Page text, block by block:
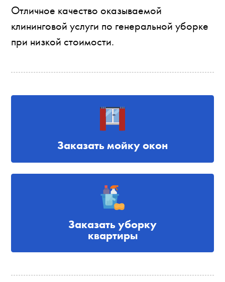
Отличное качество оказываемой
клининговой услуги по генеральной уборке
при низкой стоимости.
Заказать мойку окон
Заказать уборку
квартиры